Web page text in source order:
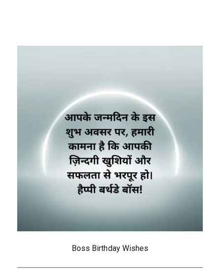
Boss Birthday Wishes